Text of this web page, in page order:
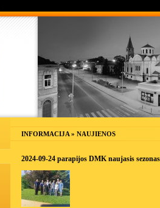
INFORMACIJA » NAUJIENOS
2024-09-24 parapijos DMK naujasis sezonas